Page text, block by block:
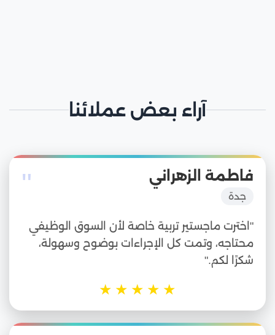
آراء بعض عملائنا
" فاطمة الزهراني
جدة
"اخترت ماجستير تربية خاصة لأن السوق الوظيفي
محتاجه، وتمت كل الإجراءات بوضوح وسهولة،
شكرًا لكم."
★
★
★
★
★